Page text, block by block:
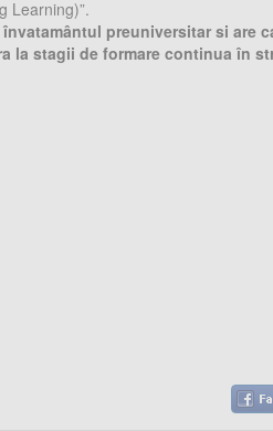
Learning)”.
preuniversitar si are
la stagii de formare continua în